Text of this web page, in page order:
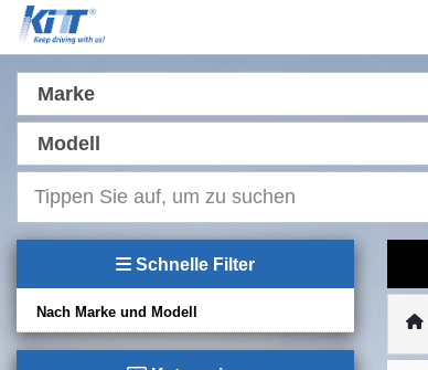
Marke
Modell
Schnelle Filter
Nach Marke und Modell